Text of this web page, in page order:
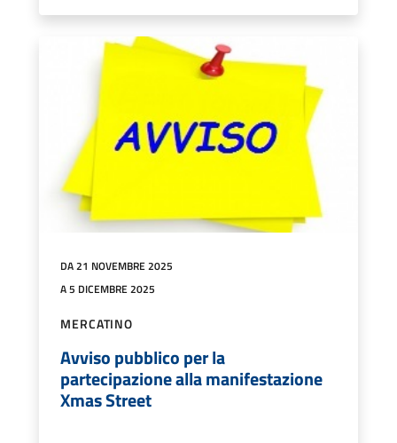
DA 21 NOVEMBRE 2025
A 5 DICEMBRE 2025
MERCATINO
Avviso pubblico per la
partecipazione alla manifestazione
Xmas Street